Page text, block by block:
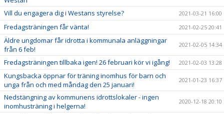
Vill du engagera dig i Westans styrelse? 2021-03-21 16:00
Fredagsträningen får vänta! 2021-02-25 20:41
Äldre ungdomar får idrotta i kommunala anläggningar
från 6 feb!
2021-02-05 14:34
Fredagsträningen tillbaka igen! 26 februari kör vi igång! 2021-02-03 13:28
Kungsbacka öppnar för träning inomhus för barn och
unga från och med måndag den 25 januari!
2021-01-23 16:37
Nedstängning av kommunens idrottslokaler - ingen
inomhusträning i helgerna!
2020-12-18 20:10